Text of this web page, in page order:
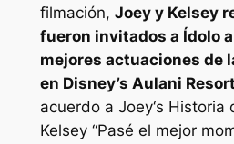
filmación, Joey y Kelsey
fueron invitados a Ídolo
mejores actuaciones de
en Disney’s Aulani Resort
acuerdo a Joey‘s Historia
Kelsey “Pasé el mejor